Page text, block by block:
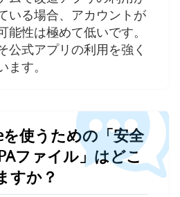
いる場合、アカウントが
能性は極めて低いです。
公式アプリの利用を強く
ます。
使うための「安全
ファイル」はどこ
すか？